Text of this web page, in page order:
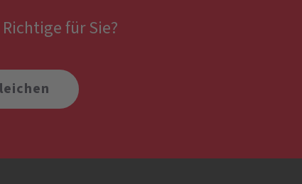
für Sie?